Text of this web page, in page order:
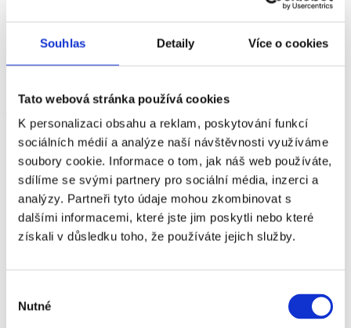
Souhlas Detaily Více o cookies
Tato webová stránka používá cookies
K personalizaci obsahu a reklam, poskytování funkcí
sociálních médií a analýze naší návštěvnosti využíváme
soubory cookie. Informace o tom, jak náš web používáte,
sdílíme se svými partnery pro sociální média, inzerci a
analýzy. Partneři tyto údaje mohou zkombinovat s
dalšími informacemi, které jste jim poskytli nebo které
získali v důsledku toho, že používáte jejich služby.
souhlasu
Nutné
Jak se k nám dostanete?
Autobusy k nám jezdí z metra C
Opatov
Linka 328 zastávka Čestlice, zábavní park, ta je
přímo naproti našemu vchodu
Linka 357, 363, 357 zastávka Čestlice, nákupní